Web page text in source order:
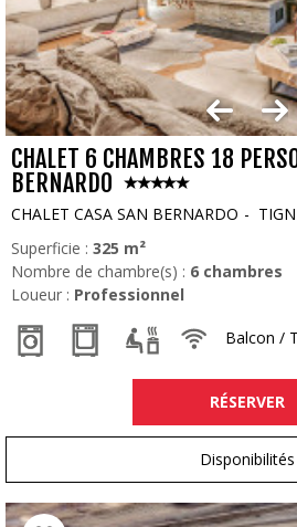
CHALET 6 CHAMBRES 18
BERNARDO
CHALET CASA SAN BERNARDO
Superficie : 325 m²
Nombre de chambre(s) : 6 chambres
Loueur : Professionnel
Balcon /
RÉSERVER
Disponibilités